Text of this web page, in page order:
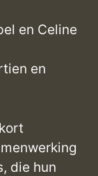
en Celine
en
die hun